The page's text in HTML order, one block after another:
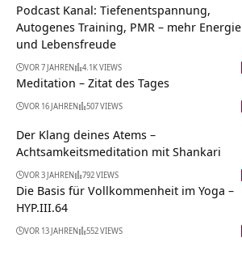
Podcast Kanal: Tiefenentspannung,
Autogenes Training, PMR – mehr Energie
und Lebensfreude
VOR 7 JAHREN 4.1K VIEWS
Meditation – Zitat des Tages
VOR 16 JAHREN 507 VIEWS
Der Klang deines Atems –
Achtsamkeitsmeditation mit Shankari
VOR 3 JAHREN 792 VIEWS
Die Basis für Vollkommenheit im Yoga –
HYP.III.64
VOR 13 JAHREN 552 VIEWS